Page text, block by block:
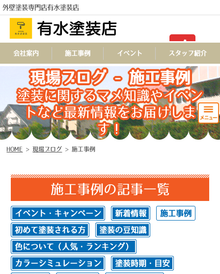
外壁塗装専門店有水塗装店
TEL
会社案内 施工事例 イベント スタッフ紹介
現場ブログ - 施工事例
塗装に関するマメ知識やイベン
トなど最新情報をお届けしま
す！
HOME >現場ブログ > 施工事例
施工事例の記事一覧
イベント・キャンペーン 新着情報 施工事例
初めて塗装される方 塗装の豆知識
色について（人気・ランキング）
カラーシミュレーション 塗装時期・目安